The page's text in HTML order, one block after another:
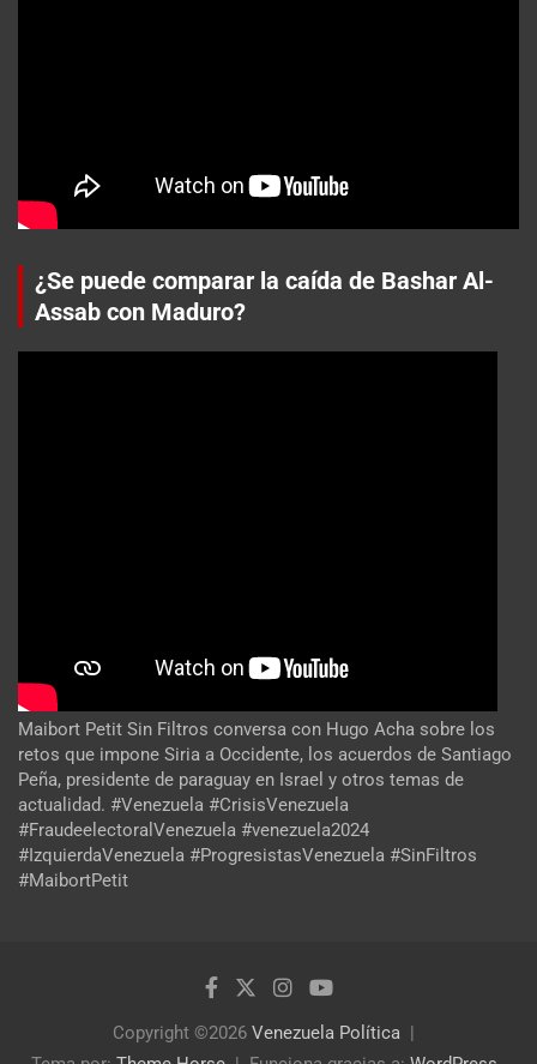
¿Se puede comparar la caída de Bashar Al-
Assab con Maduro?
Maibort Petit Sin Filtros conversa con Hugo Acha sobre los
retos que impone Siria a Occidente, los acuerdos de Santiago
Peña, presidente de paraguay en Israel y otros temas de
actualidad. #Venezuela #CrisisVenezuela
#FraudeelectoralVenezuela #venezuela2024
#IzquierdaVenezuela #ProgresistasVenezuela #SinFiltros
#MaibortPetit
Copyright ©2026 Venezuela Política